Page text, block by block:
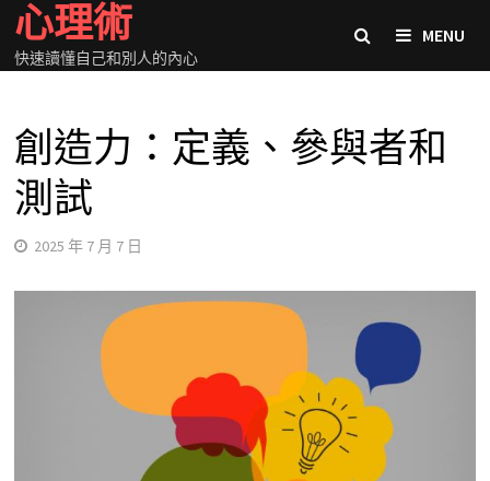
Skip
content
心理術
快速讀懂自己和別人的內心
MENU
創造力：定義、參與者和
測試
2025 年 7 月 7 日